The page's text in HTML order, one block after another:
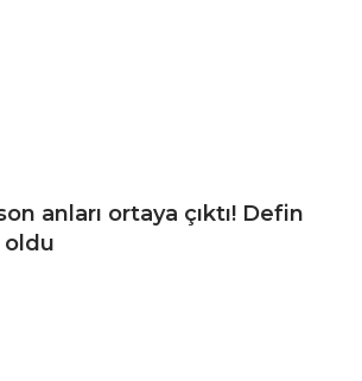
anları ortaya çıktı! Defin